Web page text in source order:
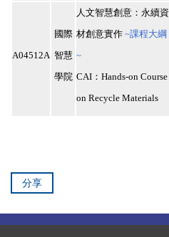
A04512A
國際
智慧
學院
人文智慧創意：永續資
材創意實作 ~課程大綱
~
CAI ： Hands-on Course
on Recycle Materials
分享